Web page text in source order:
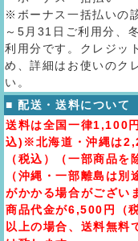
※ボーナス一括払いの
～5月31日ご利用分、
利用分です。クレジッ
め、詳細はお使いのク
い。
■ 配送・送料について
送料は全国一律1,100
込)※北海道・沖縄は
（税込）（一部商品を
（沖縄・一部離島は別
がかかる場合がござい
商品代金が6,500円（税
以上の場合、送料無料